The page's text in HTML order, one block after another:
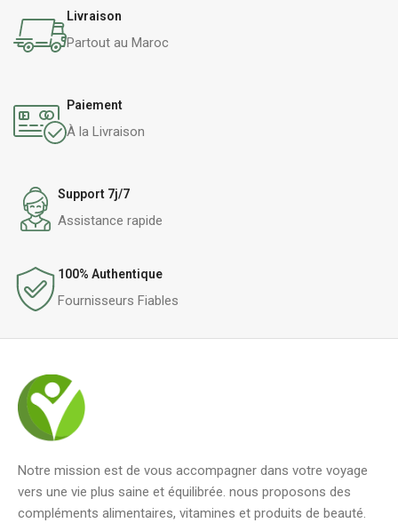
Livraison
Partout au Maroc
Paiement
À la Livraison
Support 7j/7
Assistance rapide
100% Authentique
Fournisseurs Fiables
Notre mission est de vous accompagner dans votre voyage
vers une vie plus saine et équilibrée. nous proposons des
compléments alimentaires, vitamines et produits de beauté.